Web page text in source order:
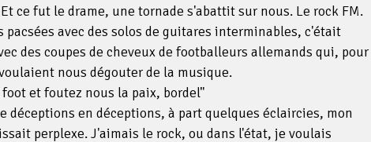
ce fut le drame, une tornade s'abattit sur nous. Le rock FM.
pacsées avec des solos de guitares interminables, c'était
des coupes de cheveux de footballeurs allemands qui, pour
nous dégouter de la musique.
et foutez nous la paix, bordel"
déceptions en déceptions, à part quelques éclaircies, mon
perplexe. J'aimais le rock, ou dans l'état, je voulais